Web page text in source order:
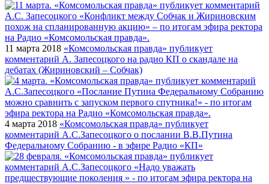
11 марта 2018 «Комсомольская правда» публикует
комментарий А. Запесоцкого на радио КП о скандале на
дебатах (Жириновский – Собчак)
4 марта 2018 «Комсомольская правда» публикует
комментарий А.С.Запесоцкого о послании В.В.Путина
Федеральному Собранию - в эфире Радио «КП»